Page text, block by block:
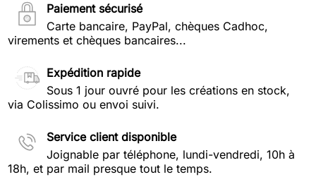
Paiement sécurisé
Carte bancaire, PayPal, chèques Cadhoc,
virements et chèques bancaires...
Expédition rapide
Sous 1 jour ouvré pour les créations en stock,
via Colissimo ou envoi suivi.
Service client disponible
Joignable par téléphone, lundi-vendredi, 10h à
18h, et par mail presque tout le temps.